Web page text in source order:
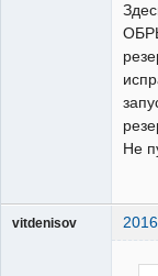
Не
vitdenisov